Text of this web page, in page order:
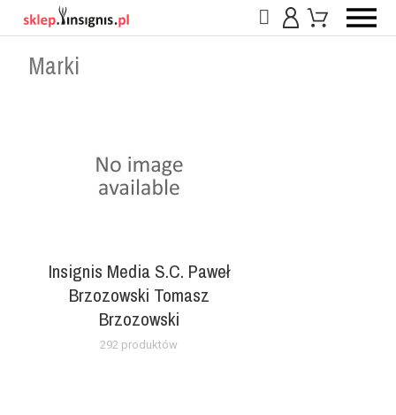
Marki
Insignis Media S.C. Paweł
Brzozowski Tomasz
Brzozowski
292 produktów